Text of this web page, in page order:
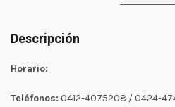
Descripción
Horario:
Teléfonos: 0412-4075208 / 0424-